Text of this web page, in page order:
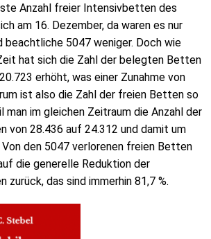
Anzahl freier Intensivbetten des
am 16. Dezember, da waren es nur
beachtliche 5047 weniger. Doch wie
hat sich die Zahl der belegten Betten
erhöht, was einer Zunahme von
ist also die Zahl der freien Betten so
man im gleichen Zeitraum die Anzahl der
von 28.436 auf 24.312 und damit um
den 5047 verlorenen freien Betten
die generelle Reduktion der
das sind immerhin 81,7 %.